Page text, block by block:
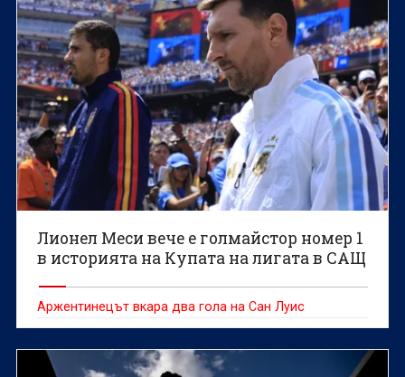
Лионел Меси вече е голмайстор номер 1
в историята на Купата на лигата в САЩ
Аржентинецът вкара два гола на Сан Луис